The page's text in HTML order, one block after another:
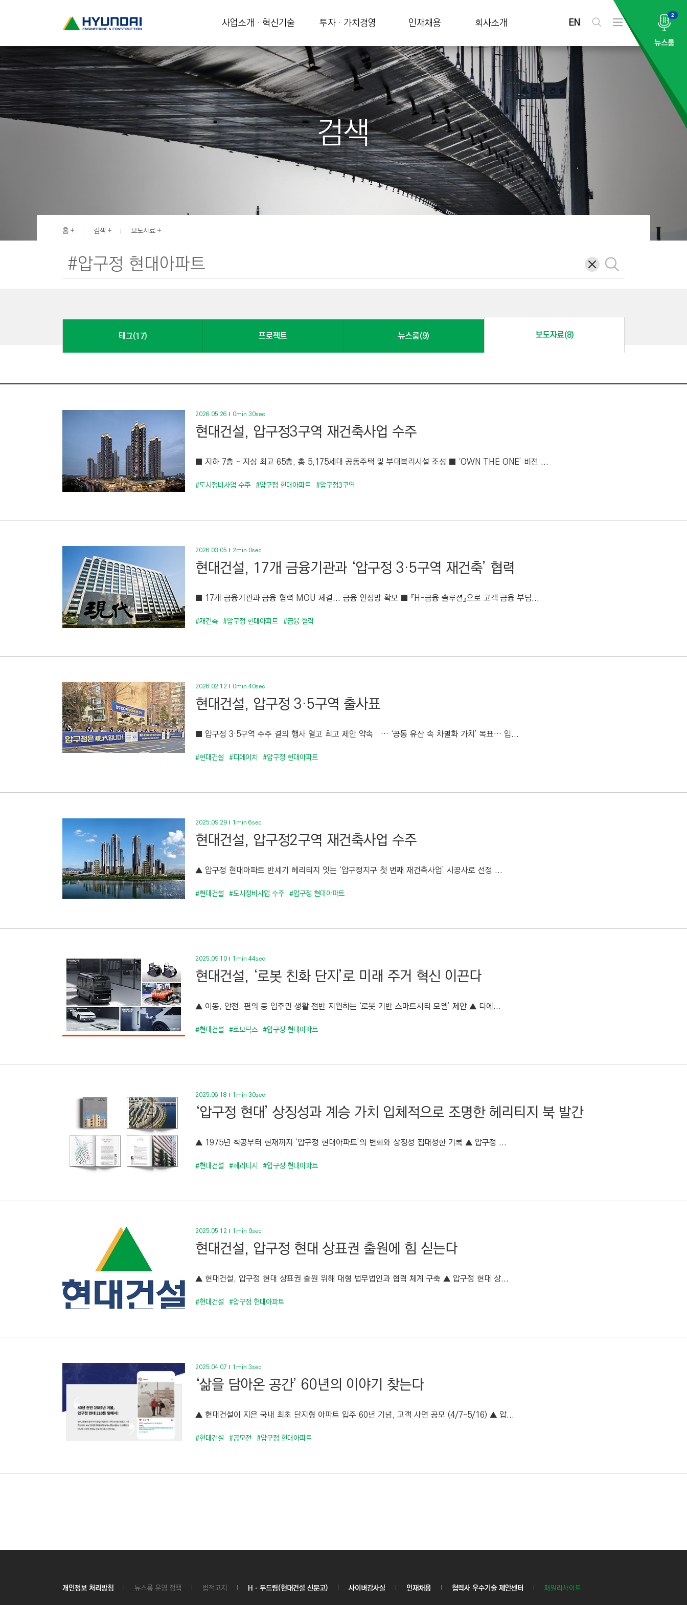
현
건
설
H
Y
U
N
G
N
&
O
S
T
I
N
사업소개 · 혁신기술 투자 · 가치경영 인재채용 회사소개 EN
검
전
메
2
뉴스룸
검색
홈 검색 보도자료
삭
제
검
색
태그(17) 프로젝트 뉴스룸(9) 보도자료(8)
2026.05.26 0min 30sec
현대건설, 압구정3구역 재건축사업 수주
■ 지하 7층 ~ 지상 최고 65층, 총 5,175세대 공동주택 및 부대복리시설 조성 ■ ‘OWN THE ONE’ 비전 ...
#도시정비사업 수주 #압구정 현대아파트 #압구정3구역
2026.03.05 2min 0sec
현대건설, 17개 금융기관과 ‘압구정 3·5구역 재건축’ 협력
■ 17개 금융기관과 금융 협력 MOU 체결... 금융 안정망 확보 ■ 『H-금융 솔루션』으로 고객 금융 부담...
#재건축 #압구정 현대아파트 #금융 협력
2026.02.12 0min 40sec
현대건설, 압구정 3·5구역 출사표
■ 압구정 3·5구역 수주 결의 행사 열고 최고 제안 약속 … ‘공통 유산 속 차별화 가치’ 목표… 입...
#현대건설 #디에이치 #압구정 현대아파트
2025.09.29 1min 6sec
현대건설, 압구정2구역 재건축사업 수주
▲ 압구정 현대아파트 반세기 헤리티지 잇는 ‘압구정지구 첫 번째 재건축사업’ 시공사로 선정 ...
#현대건설 #도시정비사업 수주 #압구정 현대아파트
2025.09.10 1min 44sec
현대건설, ‘로봇 친화 단지’로 미래 주거 혁신 이끈다
▲ 이동, 안전, 편의 등 입주민 생활 전반 지원하는 ‘로봇 기반 스마트시티 모델’ 제안 ▲ 디에...
#현대건설 #로보틱스 #압구정 현대아파트
2025.06.18 1min 30sec
‘압구정 현대’ 상징성과 계승 가치 입체적으로 조명한 헤리티지 북 발간
▲ 1975년 착공부터 현재까지 ‘압구정 현대아파트’의 변화와 상징성 집대성한 기록 ▲ 압구정 ...
#현대건설 #헤리티지 #압구정 현대아파트
2025.05.12 1min 9sec
현대건설, 압구정 현대 상표권 출원에 힘 싣는다
▲ 현대건설, 압구정 현대 상표권 출원 위해 대형 법무법인과 협력 체계 구축 ▲ 압구정 현대 상...
#현대건설 #압구정 현대아파트
2025.04.07 1min 3sec
‘삶을 담아온 공간’ 60년의 이야기 찾는다
▲ 현대건설이 지은 국내 최초 단지형 아파트 입주 60년 기념, 고객 사연 공모 (4/7~5/16) ▲ 압...
#현대건설 #공모전 #압구정 현대아파트
개인정보 처리방침 뉴스룸 운영 정책 법적고지 Hㆍ두드림(현대건설 신문고) 사이버감사실 인재채용 협력사 우수기술 제안센터 패밀리사이트